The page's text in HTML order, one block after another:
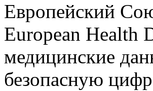
Европейский
European Health
медицинские
безопасную